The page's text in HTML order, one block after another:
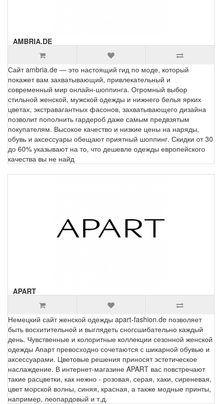
AMBRIA.DE
Сайт ambria.de — это настоящий гид по моде, который
покажет вам захватывающий, привлекательный и
современный мир онлайн-шоппинга. Огромный выбор
стильной женской, мужской одежды и нижнего белья ярких
цветах, экстравагантных фасонов, захватывающего дизайна
позволит пополнить гардероб даже самым предвзятым
покупателям. Высокое качество и низкие цены на наряды,
обувь и аксессуары обещают приятный шоппинг. Скидки от 30
до 60% указывают на то, что дешевле одежды европейского
качества вы не найд
APART
Немецкий сайт женской одежды apart-fashion.de позволяет
быть восхитительной и выглядеть сногсшибательно каждый
день. Чувственные и колоритные коллекции сезонной женской
одежды Апарт превосходно сочетаются с шикарной обувью и
аксессуарами. Цветовые решения приносят эстетическое
наслаждение. В интернет-магазине APART вас повстречают
такие расцветки, как нежно - розовая, серая, хаки, сиреневая,
цвет морской волны, синяя, красная, а также модные принты,
например, леопардовый и т.д.